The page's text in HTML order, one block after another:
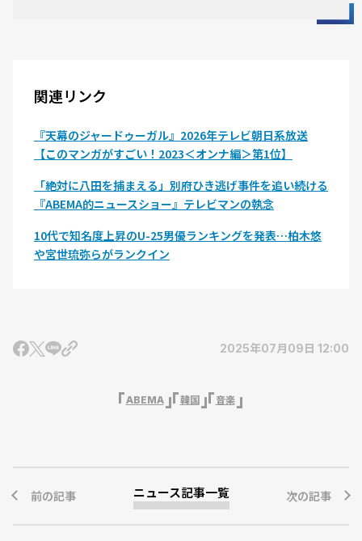
関連リンク
『天幕のジャードゥーガル』2026年テレビ朝日系放送
【このマンガがすごい！2023＜オンナ編＞第1位】
「絶対に八田を捕まえる」別府ひき逃げ事件を追い続ける
『ABEMA的ニュースショー』テレビマンの執念
10代で知名度上昇のU-25男優ランキングを発表…柏木悠
や宮世琉弥らがランクイン
2025年07月09日 12:00
ABEMA 韓国 音楽
前の記事 ニュース記事一覧 次の記事